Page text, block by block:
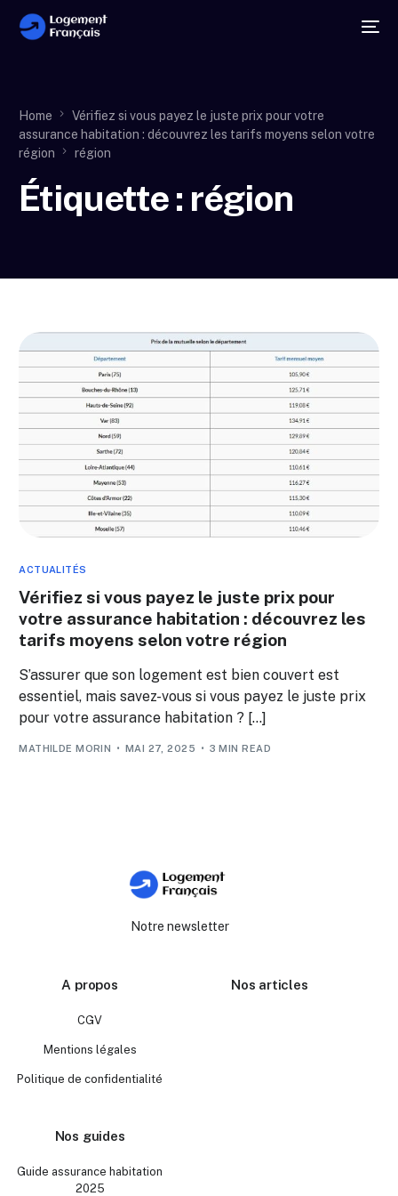
Home
Vérifiez si vous payez le juste prix pour votre
assurance habitation : découvrez les tarifs moyens selon votre
région
région
Étiquette : région
ACTUALITÉS
Vérifiez si vous payez le juste prix pour
votre assurance habitation : découvrez les
tarifs moyens selon votre région
S’assurer que son logement est bien couvert est
essentiel, mais savez-vous si vous payez le juste prix
pour votre assurance habitation ? […]
MATHILDE MORIN MAI 27, 2025 3 MIN READ
Notre newsletter
A propos
CGV
Mentions légales
Politique de confidentialité
Nos articles
Nos guides
Guide assurance habitation
2025